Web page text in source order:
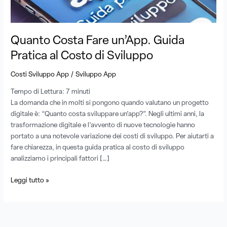
Quanto Costa Fare un’App. Guida
Pratica al Costo di Sviluppo
Costi Sviluppo App /Sviluppo App
Tempo di Lettura: 7 minuti
La domanda che in molti si pongono quando valutano un progetto
digitale è: “Quanto costa sviluppare un’app?”. Negli ultimi anni, la
trasformazione digitale e l’avvento di nuove tecnologie hanno
portato a una notevole variazione dei costi di sviluppo. Per aiutarti a
fare chiarezza, in questa guida pratica al costo di sviluppo
analizziamo i principali fattori […]
Costo
di
Sviluppo
Leggi tutto »